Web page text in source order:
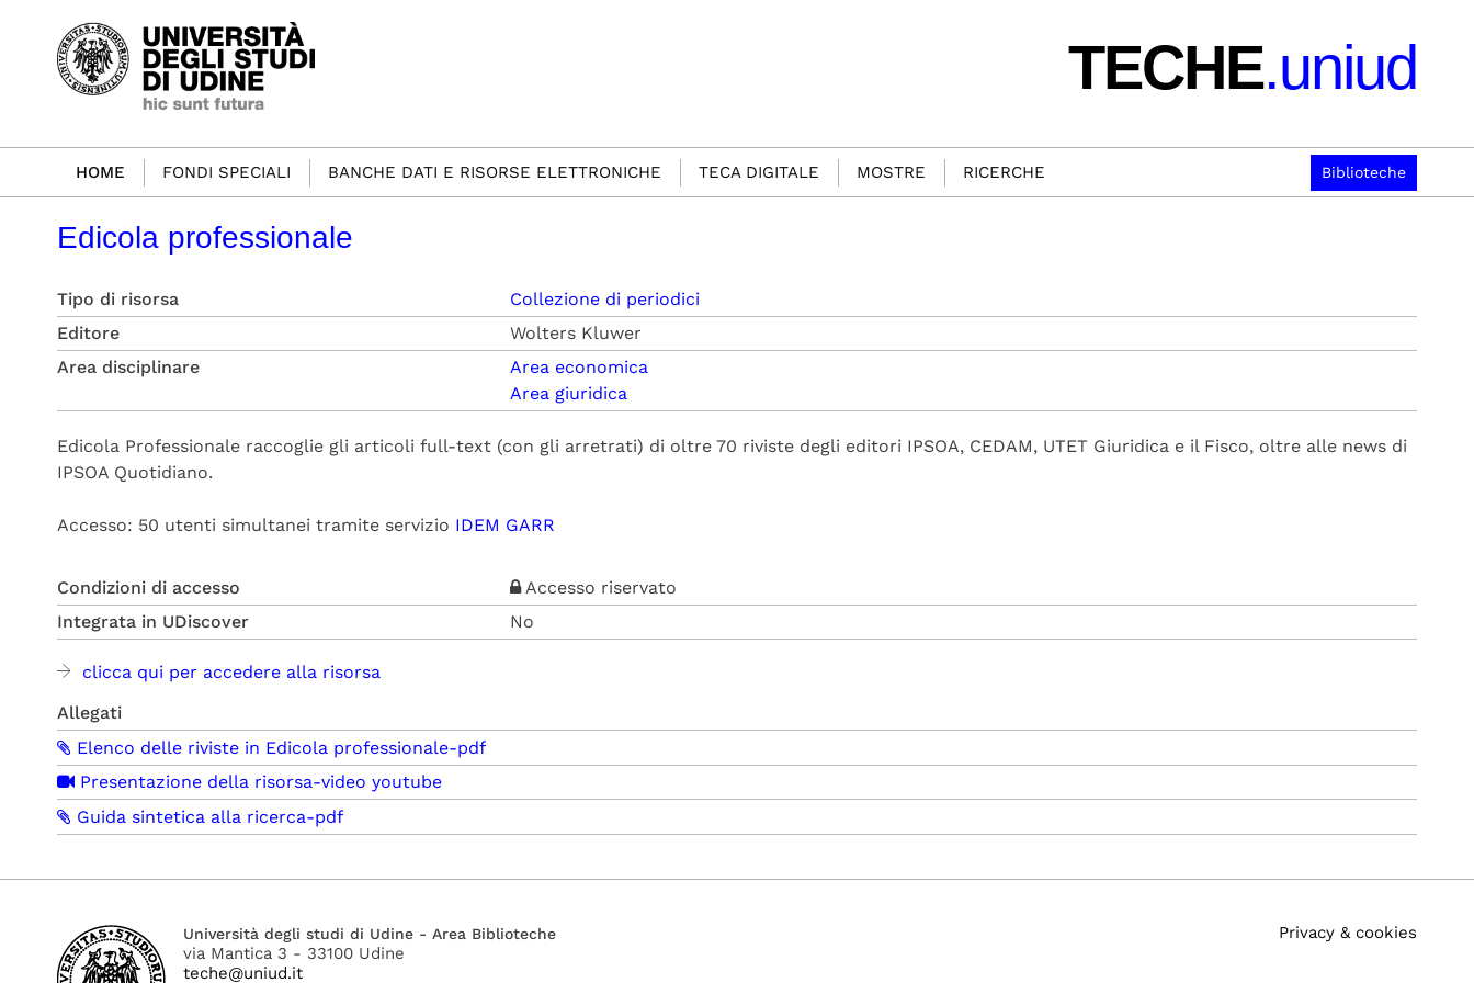
TECHE.uniud
HOME FONDI SPECIALI BANCHE DATI E RISORSE ELETTRONICHE TECA DIGITALE MOSTRE RICERCHE Biblioteche
Edicola professionale
Tipo di risorsa
Collezione di periodici
Editore
Wolters Kluwer
Area disciplinare
Area economica
Area giuridica
Edicola Professionale raccoglie gli articoli full-text (con gli arretrati) di oltre 70 riviste degli editori IPSOA, CEDAM, UTET Giuridica e il Fisco, oltre alle news di
IPSOA Quotidiano.
Accesso: 50 utenti simultanei tramite servizio IDEM GARR
Condizioni di accesso
Accesso riservato
Integrata in UDiscover
No
clicca qui per accedere alla risorsa
Allegati
Elenco delle riviste in Edicola professionale-pdf
Presentazione della risorsa-video youtube
Guida sintetica alla ricerca-pdf
Università degli studi di Udine - Area Biblioteche
via Mantica 3 - 33100 Udine
teche@uniud.it
Privacy & cookies